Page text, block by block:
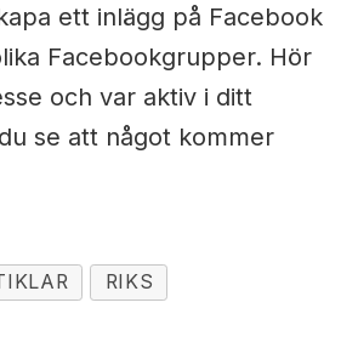
ett inlägg på Facebook
Facebookgrupper. Hör
och var aktiv i ditt
se att något kommer
RIKS